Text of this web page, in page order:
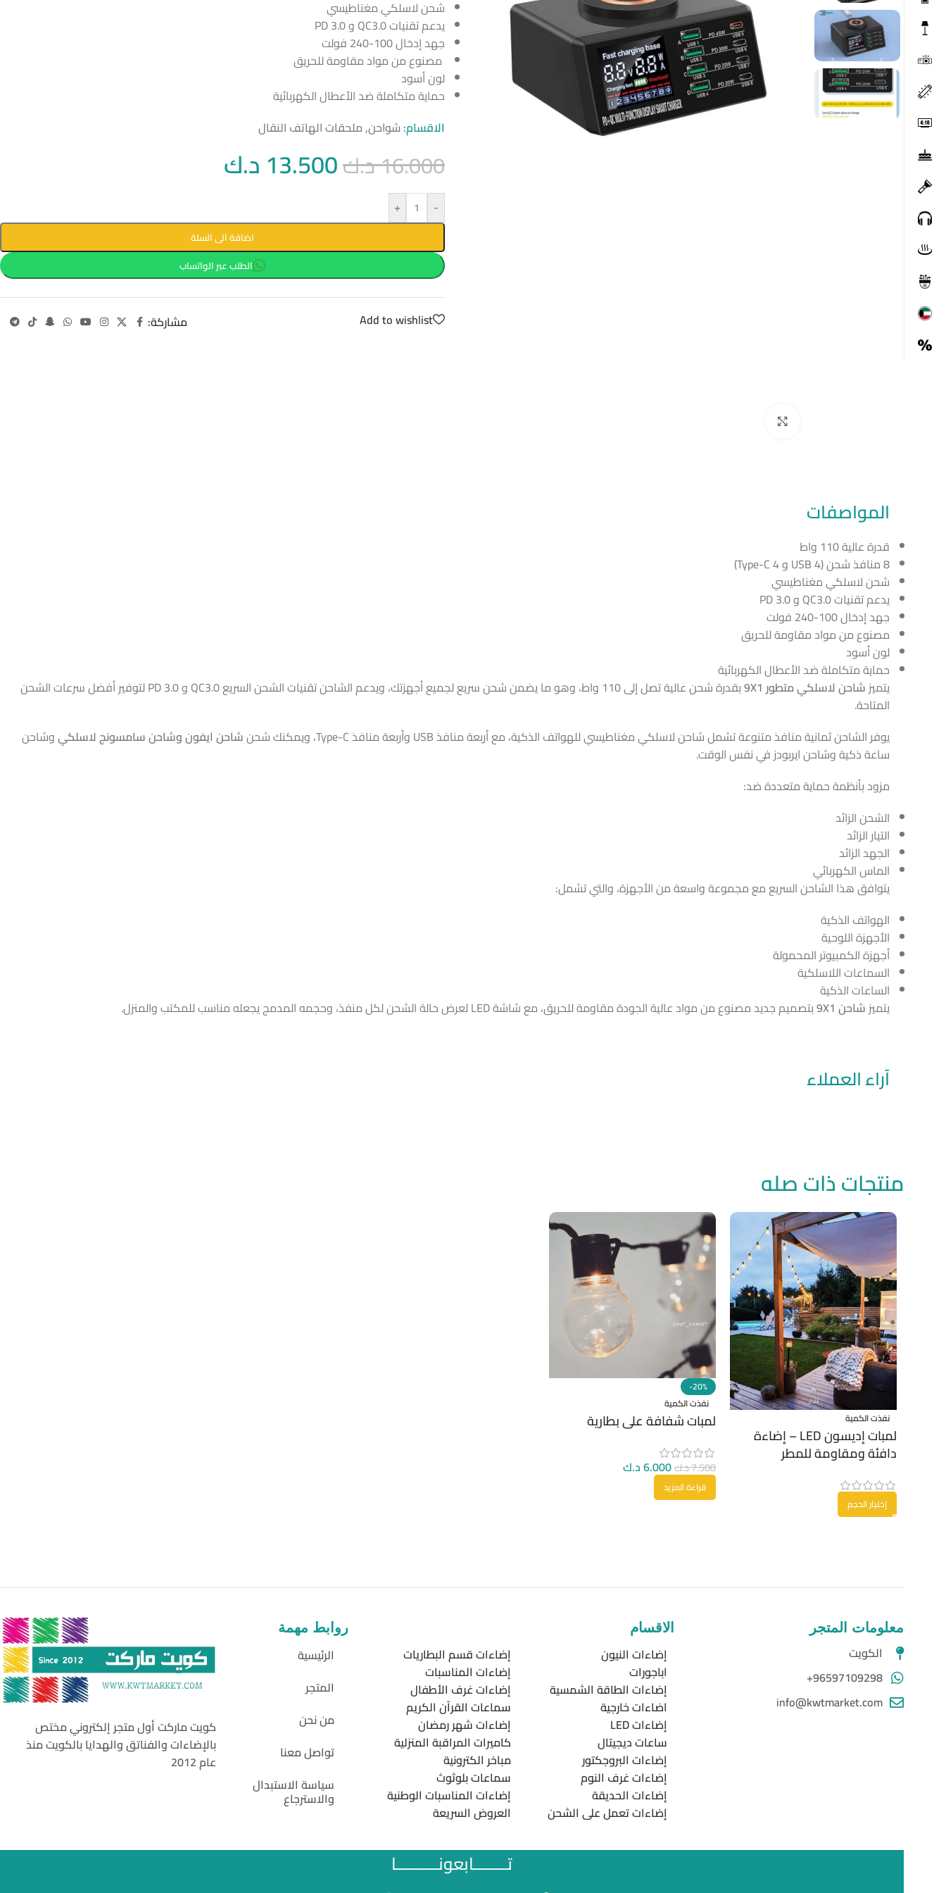
شحن لاسلكي مغناطيسي
يدعم تقنيات QC3.0 و PD 3.0
جهد إدخال 100-240 فولت
مصنوع من مواد مقاومة للحريق
لون أسود
حماية متكاملة ضد الأعطال الكهربائية
الاقسام:شواحن,ملحقات الهاتف النقال
16.000د.ك13.500د.ك
-
+
اضافة الى السلة
الطلب عبر الواتساب
Add to wishlist مشاركة:
المواصفات
قدرة عالية 110 واط
8 منافذ شحن (4 USB و 4 Type-C)
شحن لاسلكي مغناطيسي
يدعم تقنيات QC3.0 و PD 3.0
جهد إدخال 100-240 فولت
مصنوع من مواد مقاومة للحريق
لون أسود
حماية متكاملة ضد الأعطال الكهربائية
يتميز شاحن لاسلكي متطور 9X1
بقدرة شحن عالية تصل إلى 110 واط، وهو ما يضمن شحن سريع لجميع أجهزتك، ويدعم الشاحن تقنيات الشحن السريع QC3.0 و PD 3.0 لتوفير أفضل سرعات الشحن
المتاحة.
يوفر الشاحن ثمانية منافذ متنوعة تشمل شاحن لاسلكي مغناطيسي للهواتف الذكية، مع أربعة منافذ USB وأربعة منافذ Type-C، ويمكنك شحن
شاحن ايفون وشاحن سامسونج لاسلكيوشاحن
ساعة ذكية وشاحن ايربودز في نفس الوقت.
مزود بأنظمة حماية متعددة ضد:
الشحن الزائد
التيار الزائد
الجهد الزائد
الماس الكهربائي
يتوافق هذا الشاحن السريع مع مجموعة واسعة من الأجهزة، والتي تشمل:
الهواتف الذكية
الأجهزة اللوحية
أجهزة الكمبيوتر المحمولة
السماعات اللاسلكية
الساعات الذكية
يتميز شاحن 9X1 بتصميم جديد مصنوع من مواد عالية الجودة مقاومة للحريق، مع شاشة LED لعرض حالة الشحن لكل منفذ، وحجمه المدمج يجعله مناسب للمكتب والمنزل.
آراء العملاء
منتجات ذات صله
نفذت الكمية
لمبات إديسون LED – إضاءة
دافئة ومقاومة للمطر
إختيار الحجم
-20%
نفذت الكمية
لمبات شفافة على بطارية
7.500د.ك6.000د.ك
قراءة المزيد
معلومات المتجر
الكويت
96597109298+
info@kwtmarket.com
الاقسام
إضاءات النيون
اباجورات
إضاءات الطاقة الشمسية
اضاءات خارجية
إضاءات LED
ساعات ديجيتال
إضاءات البروجكتور
إضاءات غرف النوم
إضاءات الحديقة
إضاءات تعمل على الشحن
إضاءات قسم البطاريات
إضاءات المناسبات
إضاءات غرف الأطفال
سماعات القرآن الكريم
إضاءات شهر رمضان
كاميرات المراقبة المنزلية
مباخر الكترونية
سماعات بلوثوث
إضاءات المناسبات الوطنية
العروض السريعة
روابط مهمة
الرئيسية
المتجر
من نحن
تواصل معنا
سياسة الاستبدال
والاسترجاع
كويت ماركت أول متجر إلكتروني مختص
بالإضاءات والفناتق والهدايا بالكويت منذ
عام 2012
تــــــــابعونــــــــــا